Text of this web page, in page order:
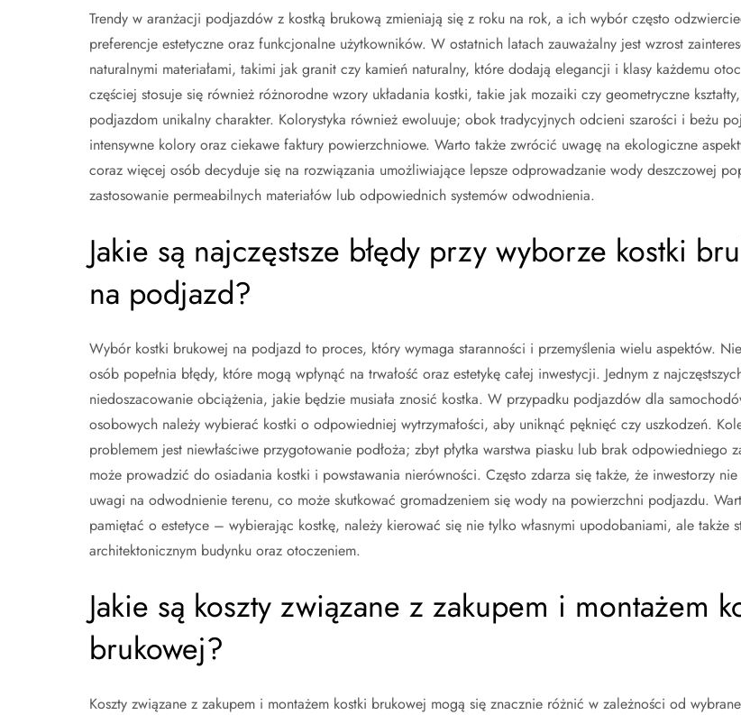
Trendy w aranżacji podjazdów z kostką brukową zmieniają się z roku na rok, a ich wybór często
preferencje estetyczne oraz funkcjonalne użytkowników. W ostatnich latach zauważalny jest wzrost
naturalnymi materiałami, takimi jak granit czy kamień naturalny, które dodają elegancji i klasy każdemu
częściej stosuje się również różnorodne wzory układania kostki, takie jak mozaiki czy geometryczne
podjazdom unikalny charakter. Kolorystyka również ewoluuje; obok tradycyjnych odcieni szarości i beżu
intensywne kolory oraz ciekawe faktury powierzchniowe. Warto także zwrócić uwagę na ekologiczne
coraz więcej osób decyduje się na rozwiązania umożliwiające lepsze odprowadzanie wody deszczowej
zastosowanie permeabilnych materiałów lub odpowiednich systemów odwodnienia.
Jakie są najczęstsze błędy przy wyborze kostki
na podjazd?
Wybór kostki brukowej na podjazd to proces, który wymaga staranności i przemyślenia wielu aspektów.
osób popełnia błędy, które mogą wpłynąć na trwałość oraz estetykę całej inwestycji. Jednym z
niedoszacowanie obciążenia, jakie będzie musiała znosić kostka. W przypadku podjazdów dla
osobowych należy wybierać kostki o odpowiedniej wytrzymałości, aby uniknąć pęknięć czy uszkodzeń.
problemem jest niewłaściwe przygotowanie podłoża; zbyt płytka warstwa piasku lub brak odpowiedniego
może prowadzić do osiadania kostki i powstawania nierówności. Często zdarza się także, że inwestorzy
uwagi na odwodnienie terenu, co może skutkować gromadzeniem się wody na powierzchni podjazdu.
pamiętać o estetyce – wybierając kostkę, należy kierować się nie tylko własnymi upodobaniami, ale także
architektonicznym budynku oraz otoczeniem.
Jakie są koszty związane z zakupem i montażem
brukowej?
Koszty związane z zakupem i montażem kostki brukowej mogą się znacznie różnić w zależności od